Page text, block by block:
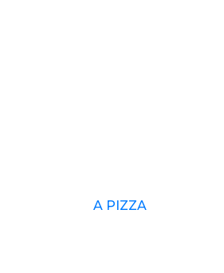
A PIZZA